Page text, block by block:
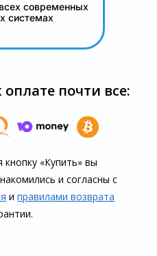
современных
системах
почти все:
«Купить» вы
и согласны с
иправилами воз­врата